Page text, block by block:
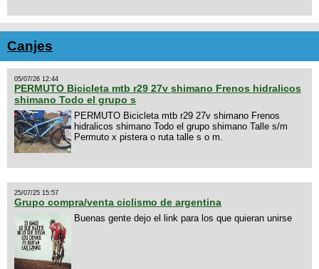
Canjes
05/07/26 12:44
PERMUTO Bicicleta mtb r29 27v shimano Frenos hidralicos
shimano Todo el grupo s
PERMUTO Bicicleta mtb r29 27v shimano Frenos
hidralicos shimano Todo el grupo shimano Talle s/m
Permuto x pistera o ruta talle s o m.
25/07/25 15:57
Grupo compra/venta ciclismo de argentina
Buenas gente dejo el link para los que quieran unirse